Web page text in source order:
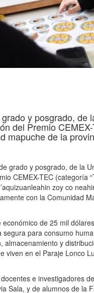
y posgrado, de
del Premio
mapuche de la
grado y posgrado, de la
CEMEX-TEC (categoría
zoy co
con la Comunidad
de 25 mil
para consumo
y
viven en el Paraje Lonco
e investigadores
Sala, y de alumnos de la